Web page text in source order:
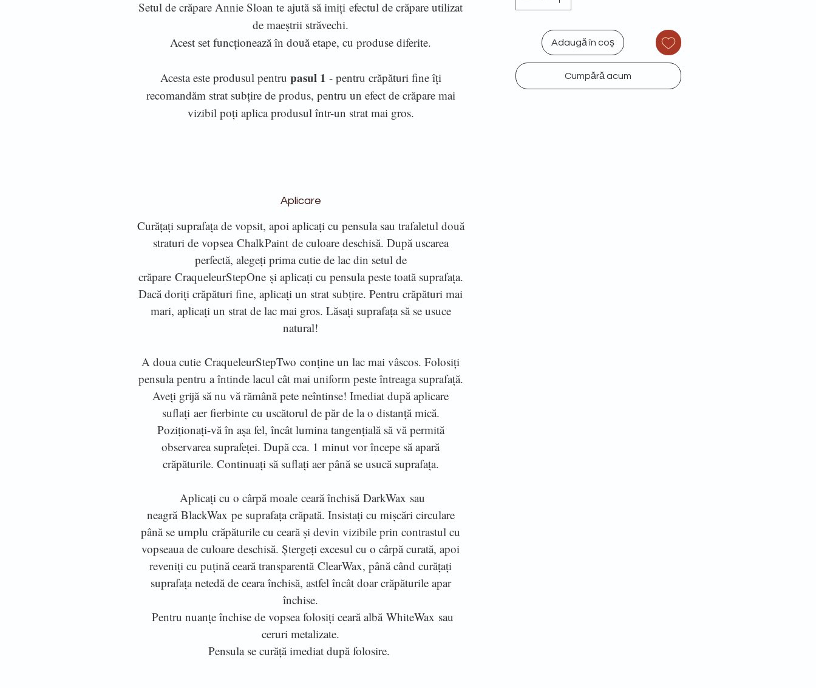
Setul de crăpare Annie Sloan te ajută să imiți efectul de crăpare utilizat
de maeștrii străvechi.
Acest set funcționează în două etape, cu produse diferite.
Acesta este produsul pentru pasul 1 - pentru crăpături fine îți
recomandăm strat subțire de produs, pentru un efect de crăpare mai
vizibil poți aplica produsul într-un strat mai gros.
Aplicare
Curățați suprafața de vopsit, apoi aplicați cu pensula sau trafaletul două
straturi de vopsea ChalkPaint de culoare deschisă. După uscarea
perfectă, alegeți prima cutie de lac din setul de
crăpare CraqueleurStepOne și aplicați cu pensula peste toată suprafața.
Dacă doriți crăpături fine, aplicați un strat subțire. Pentru crăpături mai
mari, aplicați un strat de lac mai gros. Lăsați suprafața să se usuce
natural!
A doua cutie CraqueleurStepTwo conține un lac mai vâscos. Folosiți
pensula pentru a întinde lacul cât mai uniform peste întreaga suprafață.
Aveți grijă să nu vă rămână pete neîntinse! Imediat după aplicare
suflați aer fierbinte cu uscătorul de păr de la o distanță mică.
Poziționați-vă în așa fel, încât lumina tangențială să vă permită
observarea suprafeței. După cca. 1 minut vor începe să apară
crăpăturile. Continuați să suflați aer până se usucă suprafața.
Aplicați cu o cârpă moale ceară închisă DarkWax sau
neagră BlackWax pe suprafața crăpată. Insistați cu mișcări circulare
până se umplu crăpăturile cu ceară și devin vizibile prin contrastul cu
vopseaua de culoare deschisă. Ștergeți excesul cu o cârpă curată, apoi
reveniți cu puțină ceară transparentă ClearWax, până când curățați
suprafața netedă de ceara închisă, astfel încât doar crăpăturile apar
închise.
Pentru nuanțe închise de vopsea folosiți ceară albă WhiteWax sau
ceruri metalizate.
Pensula se curăță imediat după folosire.
Adaugă în coș
Cumpără acum